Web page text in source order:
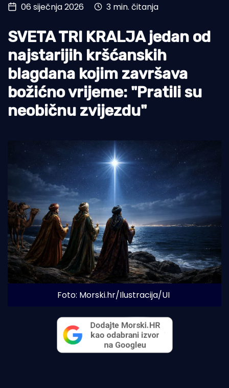
Turizam i nautika
Pomorstvo
Ribolov
Ekologija
Tradicija i kultura
06 siječnja 2026 3 min. čitanja
SVETA TRI KRALJA jedan od
najstarijih kršćanskih
blagdana kojim završava
božićno vrijeme: "Pratili su
neobičnu zvijezdu"
Foto: Morski.hr/Ilustracija/UI